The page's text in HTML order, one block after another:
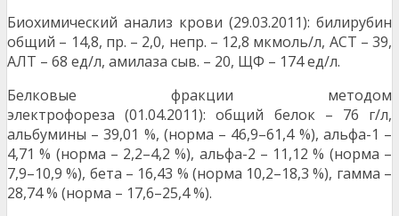
Биохимический анализ крови (29.03.2011): билирубин
общий – 14,8, пр. – 2,0, непр. – 12,8 мкмоль/л, АСТ – 39,
АЛТ – 68 ед/л, амилаза сыв. – 20, ЩФ – 174 ед/л.
Белковые фракции методом
электрофореза (01.04.2011): общий белок – 76 г/л,
альбумины – 39,01 %, (норма – 46,9–61,4 %), альфа-1 –
4,71 % (норма – 2,2–4,2 %), альфа-2 – 11,12 % (норма –
7,9–10,9 %), бета – 16,43 % (норма 10,2–18,3 %), гамма –
28,74 % (норма – 17,6–25,4 %).